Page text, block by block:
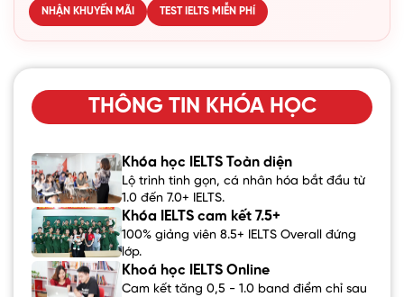
NHẬN KHUYẾN MÃI TEST IELTS MIỄN PHÍ
THÔNG TIN KHÓA HỌC
Khóa học IELTS Toàn diện
Lộ trình tinh gọn, cá nhân hóa bắt đầu từ
1.0 đến 7.0+ IELTS.
Khóa IELTS cam kết 7.5+
100% giảng viên 8.5+ IELTS Overall đứng
lớp.
Khoá học IELTS Online
Cam kết tăng 0,5 - 1.0 band điểm chỉ sau